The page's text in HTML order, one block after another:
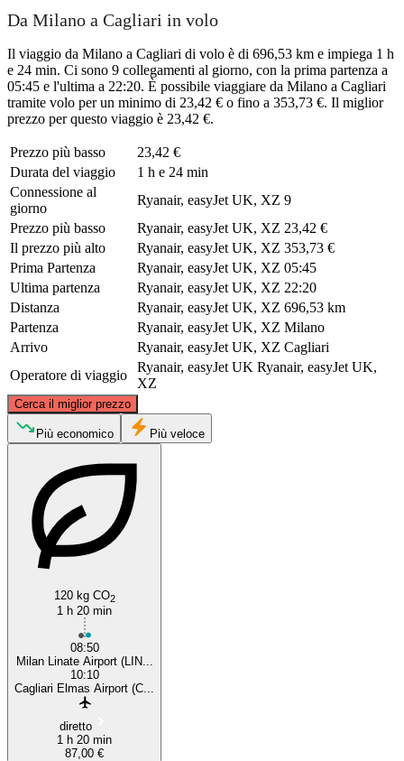
Da Milano a Cagliari in volo
Il viaggio da Milano a Cagliari di volo è di 696,53 km e impiega 1 h
e 24 min. Ci sono 9 collegamenti al giorno, con la prima partenza a
05:45 e l'ultima a 22:20. È possibile viaggiare da Milano a Cagliari
tramite volo per un minimo di 23,42 € o fino a 353,73 €. Il miglior
prezzo per questo viaggio è 23,42 €.
Prezzo più basso
23,42 €
Durata del viaggio
1 h e 24 min
Connessione al
giorno
Ryanair, easyJet UK, XZ 9
Prezzo più basso
Ryanair, easyJet UK, XZ 23,42 €
Il prezzo più alto
Ryanair, easyJet UK, XZ 353,73 €
Prima Partenza
Ryanair, easyJet UK, XZ 05:45
Ultima partenza
Ryanair, easyJet UK, XZ 22:20
Distanza
Ryanair, easyJet UK, XZ 696,53 km
Partenza
Ryanair, easyJet UK, XZ Milano
Arrivo
Ryanair, easyJet UK, XZ Cagliari
Operatore di viaggio
Ryanair, easyJet UK Ryanair, easyJet UK,
XZ
Cerca il miglior prezzo
Più economico Più veloce
120 kg CO2
1 h 20 min
08:50
Milan Linate Airport (LIN...
10:10
Cagliari Elmas Airport (C...
diretto
1 h 20 min
87,00 €